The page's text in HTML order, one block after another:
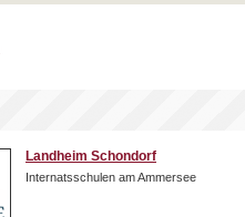
Landheim Schondorf
Internatsschulen am Ammersee